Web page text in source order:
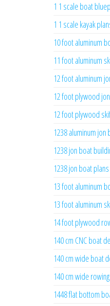
1 1 scale boat
1 1 scale kayak
10 foot aluminum
11 foot aluminum
12 foot aluminum
12 foot plywood
12 foot plywood
1238 aluminum
1238 jon boat
1238 jon boat plans
13 foot aluminum
13 foot aluminum
14 foot plywood
140 cm CNC boat
140 cm wide boat
140 cm wide
1448 flat bottom